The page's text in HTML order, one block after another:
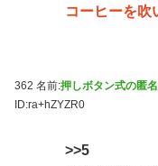
コーヒーを吹
362 名前:押しボタン式の匿
ID:ra+hZYZR0
>>5